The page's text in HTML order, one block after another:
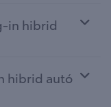
in hibrid
hibrid autó